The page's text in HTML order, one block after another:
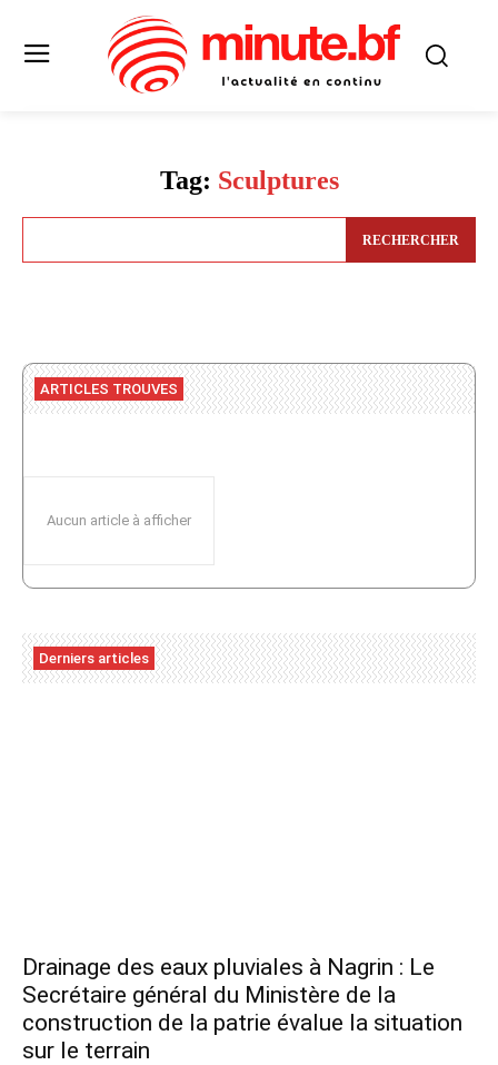
Tag: Sculptures
RECHERCHER
ARTICLES TROUVES
Aucun article à afficher
Derniers articles
Drainage des eaux pluviales à Nagrin : Le
Secrétaire général du Ministère de la
construction de la patrie évalue la situation
sur le terrain